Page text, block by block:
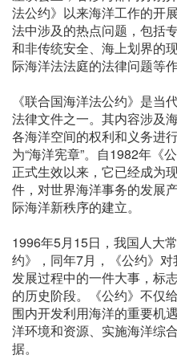
法公约》以来海洋工作的开
法中涉及的热点问题，包括
和非传统安全、海上划界的
际海洋法法庭的法律问题等
《联合国海洋法公约》是当
法律文件之一。其内容涉及
各海洋空间的权利和义务进
为“海洋宪章”。自1982年《
正式生效以来，它已经成为
件，对世界海洋事务的发展
际海洋新秩序的建立。
1996年5月15日，我国人大
约》，同年7月，《公约》
发展过程中的一件大事，标
的历史阶段。《公约》不仅
围内开发利用海洋的重要机
洋环境和资源、实施海洋综
据。